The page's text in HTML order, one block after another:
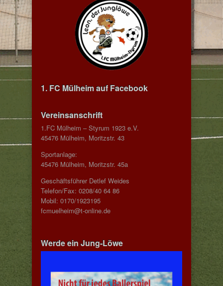
1. FC Mülheim auf Facebook
Vereinsanschrift
1.FC Mülheim – Styrum 1923 e.V.
45476 Mülheim, Moritzstr. 43
Sportanlage:
45476 Mülheim, Moritzstr. 45a
Geschäftsführer Detlef Weides
Telefon/Fax: 0208/40 64 86
Mobil: 0170/1923195
fcmuelheim@t-online.de
Werde ein Jung-Löwe